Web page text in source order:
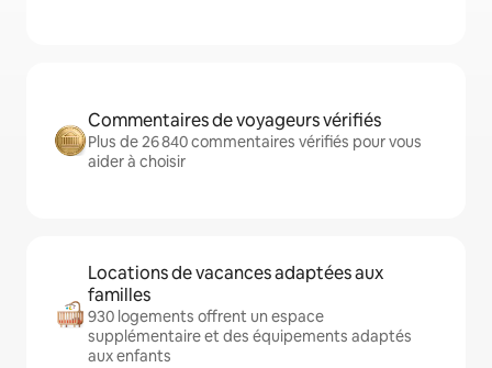
Commentaires de voyageurs vérifiés
Plus de 26 840 commentaires vérifiés pour vous
aider à choisir
Locations de vacances adaptées aux
familles
930 logements offrent un espace
supplémentaire et des équipements adaptés
aux enfants